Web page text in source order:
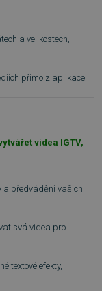
a velikostech,
přímo z aplikace.
videa IGTV,
a předvádění vašich
svá videa pro
textové efekty,